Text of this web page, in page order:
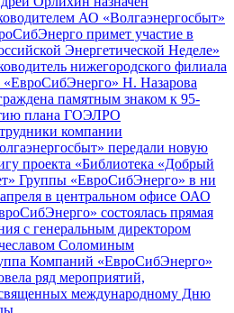
АО «Волгаэнергосбыт»
примет участие в
Энергетической Неделе»
нижегородского филиала
Н. Назарова
памятным знаком к 95-
плана ГОЭЛРО
компании
передали новую
проекта «Библиотека «Добрый
Группы «ЕвроСибЭнерго» в ни
в центральном офисе ОАО
состоялась прямая
с генеральным директором
Соломиным
Компаний «ЕвроСибЭнерго»
ряд мероприятий,
международному Дню